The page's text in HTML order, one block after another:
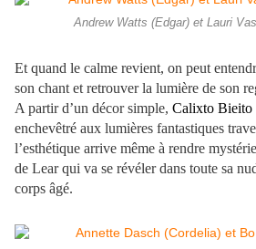
Andrew Watts (Edgar) et Lauri
Et quand le calme revient, on peut
son chant et retrouver la lumière de son
A partir d’un décor simple, Calixto Bieito
enchevêtré aux lumières fantastiques
l’esthétique arrive même à rendre
de Lear qui va se révéler dans toute sa
corps âgé.